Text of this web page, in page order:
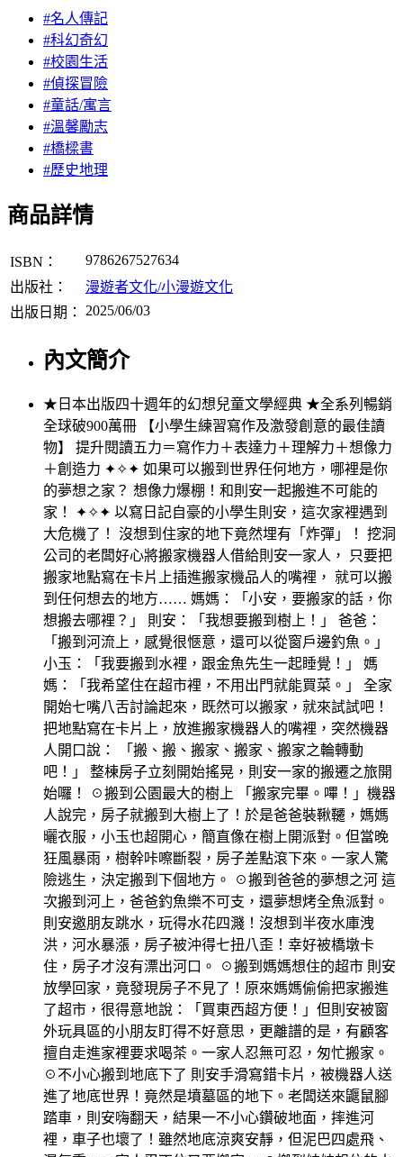
#名人傳記
#科幻奇幻
#校園生活
#偵探冒險
#童話/寓言
#溫馨勵志
#橋樑書
#歷史地理
商品詳情
ISBN：
9786267527634
出版社：
漫遊者文化/小漫遊文化
出版日期：
2025/06/03
內文簡介
★日本出版四十週年的幻想兒童文學經典 ★全系列暢銷
全球破900萬冊 【小學生練習寫作及激發創意的最佳讀
物】 提升閱讀五力＝寫作力＋表達力＋理解力＋想像力
＋創造力 ✦✧✦ 如果可以搬到世界任何地方，哪裡是你
的夢想之家？ 想像力爆棚！和則安一起搬進不可能的
家！ ✦✧✦ 以寫日記自豪的小學生則安，這次家裡遇到
大危機了！ 沒想到住家的地下竟然埋有「炸彈」！ 挖洞
公司的老闆好心將搬家機器人借給則安一家人， 只要把
搬家地點寫在卡片上插進搬家機品人的嘴裡， 就可以搬
到任何想去的地方…… 媽媽：「小安，要搬家的話，你
想搬去哪裡？」 則安：「我想要搬到樹上！」 爸爸：
「搬到河流上，感覺很愜意，還可以從窗戶邊釣魚。」
小玉：「我要搬到水裡，跟金魚先生一起睡覺！」 媽
媽：「我希望住在超市裡，不用出門就能買菜。」 全家
開始七嘴八舌討論起來，既然可以搬家，就來試試吧！
把地點寫在卡片上，放進搬家機器人的嘴裡，突然機器
人開口說： 「搬、搬、搬家、搬家、搬家之輪轉動
吧！」 整棟房子立刻開始搖晃，則安一家的搬遷之旅開
始囉！ ☉搬到公園最大的樹上 「搬家完畢。嗶！」機器
人說完，房子就搬到大樹上了！於是爸爸裝鞦韆，媽媽
曬衣服，小玉也超開心，簡直像在樹上開派對。但當晚
狂風暴雨，樹幹咔嚓斷裂，房子差點滾下來。一家人驚
險逃生，決定搬到下個地方。 ☉搬到爸爸的夢想之河 這
次搬到河上，爸爸釣魚樂不可支，還夢想烤全魚派對。
則安邀朋友跳水，玩得水花四濺！沒想到半夜水庫洩
洪，河水暴漲，房子被沖得七扭八歪！幸好被橋墩卡
住，房子才沒有漂出河口。 ☉搬到媽媽想住的超市 則安
放學回家，竟發現房子不見了！原來媽媽偷偷把家搬進
了超市，很得意地說：「買東西超方便！」但則安被窗
外玩具區的小朋友盯得不好意思，更離譜的是，有顧客
擅自走進家裡要求喝茶。一家人忍無可忍，匆忙搬家。
☉不小心搬到地底下了 則安手滑寫錯卡片，被機器人送
進了地底世界！竟然是墳墓區的地下。老闆送來鼴鼠腳
踏車，則安嗨翻天，結果一不小心鑽破地面，摔進河
裡，車子也壞了！雖然地底涼爽安靜，但泥巴四處飛、